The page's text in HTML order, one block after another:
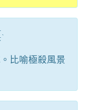
ˋ
比喻極殺風景